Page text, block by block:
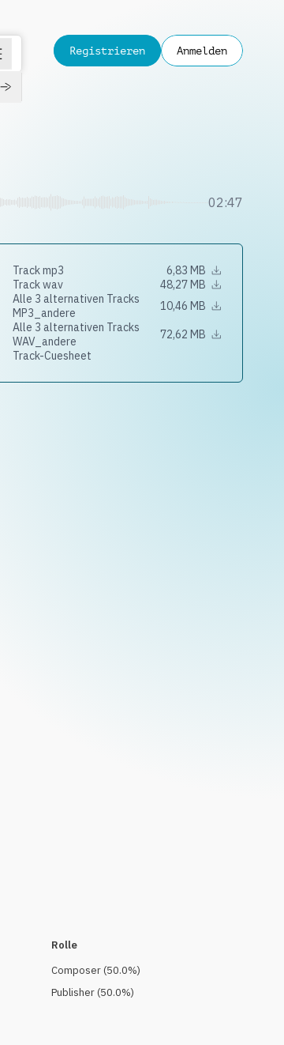
Dokumentation
Registrieren Anmelden
02:47
Track mp3
6,83 MB
Track wav
48,27 MB
Alle 3 alternativen Tracks
MP3_andere
10,46 MB
Alle 3 alternativen Tracks
WAV_andere
72,62 MB
Track-Cuesheet
Rolle
Composer(50.0%)
Publisher(50.0%)